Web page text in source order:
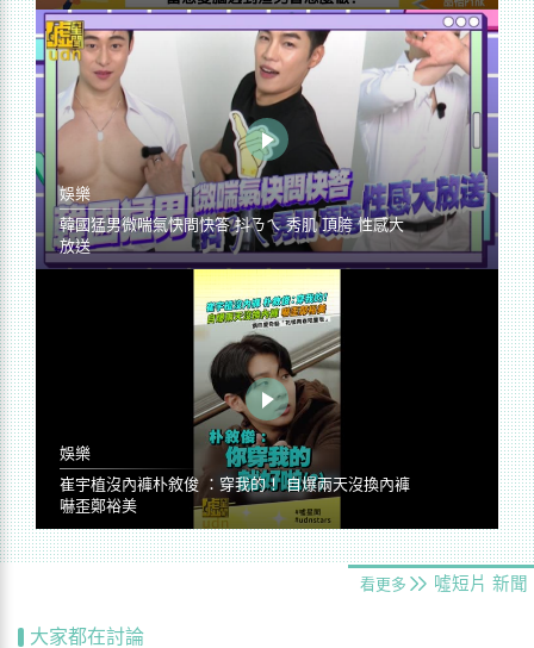
娛樂
韓國猛男微喘氣快問快答 抖ㄋㄟ 秀肌 頂胯 性感大
放送
娛樂
崔宇植沒內褲朴敘俊 ：穿我的！ 自爆兩天沒換內褲
嚇歪鄭裕美
看更多 噓短片 新聞
大家都在討論